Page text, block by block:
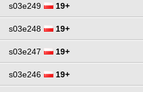
s03e249 19+
s03e248 19+
s03e247 19+
s03e246 19+